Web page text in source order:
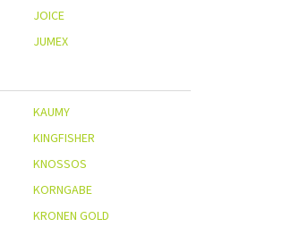
JOICE
JUMEX
KAUMY
KINGFISHER
KNOSSOS
KORNGABE
KRONEN GOLD